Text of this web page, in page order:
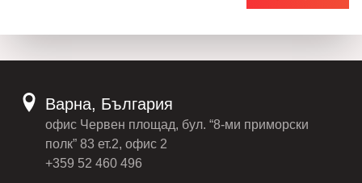
Варна, България
офис Червен площад, бул. “8-ми приморски
полк” 83 ет.2, офис 2
+359 52 460 496